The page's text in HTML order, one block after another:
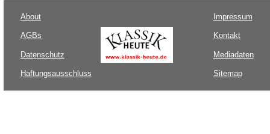
About
AGBs
Datenschutz
Haftungsausschluss
Impressum
Kontakt
Mediadaten
Sitemap